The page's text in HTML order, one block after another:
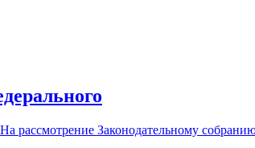
рассмотрение Законодательному